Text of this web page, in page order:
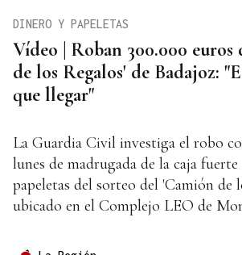
Vídeo | Roban 300.000 euros
de los Regalos' de Badajoz:
que llegar"
DINERO Y PAPELETAS
La Guardia Civil investiga el robo
lunes de madrugada de la caja
papeletas del sorteo del 'Camión de
ubicado en el Complejo LEO de